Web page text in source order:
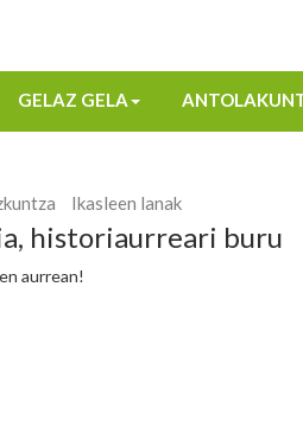
GELAZ GELA
Ikasleen lanak
historiaurreari buru
aurrean!